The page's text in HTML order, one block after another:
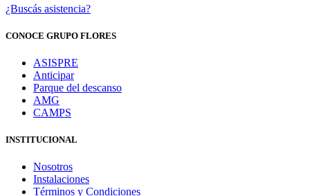
¿Buscás asistencia?
CONOCE GRUPO FLORES
ASISPRE
Anticipar
Parque del descanso
AMG
CAMPS
INSTITUCIONAL
Nosotros
Instalaciones
Términos y Condiciones